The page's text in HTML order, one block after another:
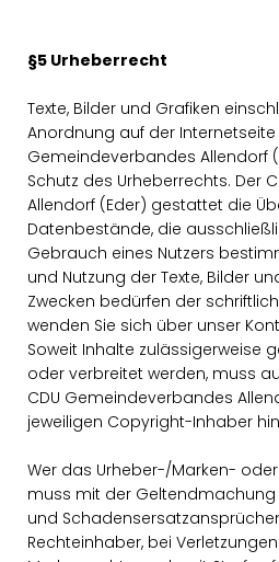
§5 Urheberrecht
Texte, Bilder und Grafiken
Anordnung auf der Internetseite
Gemeindeverbandes Allendorf
Schutz des Urheberrechts. Der
Allendorf (Eder) gestattet die
Datenbestände, die
Gebrauch eines Nutzers
und Nutzung der Texte, Bilder
Zwecken bedürfen der
wenden Sie sich über unser
Soweit Inhalte zulässigerweise
oder verbreitet werden, muss
CDU Gemeindeverbandes
jeweiligen Copyright-Inhaber
Wer das Urheber-/Marken-
muss mit der
und
Rechteinhaber, bei